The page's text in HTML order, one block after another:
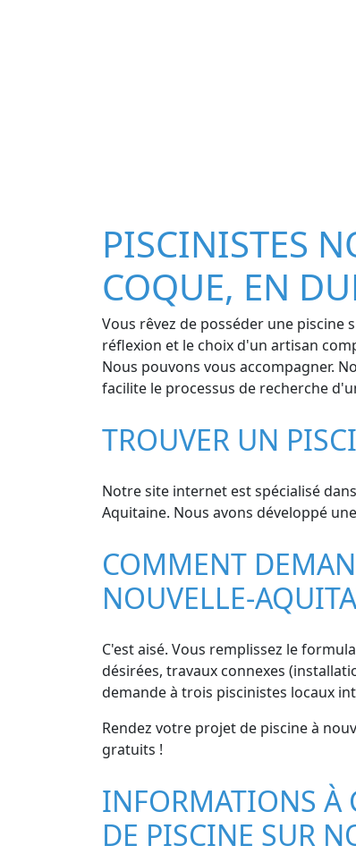
PISCINISTES
COQUE, EN
Vous rêvez de posséder une
réflexion et le choix d'un artisan
Nous pouvons vous accompagner.
facilite le processus de recherche
TROUVER UN
Notre site internet est spécialisé
Aquitaine. Nous avons développé
COMMENT
NOUVELLE-
C'est aisé. Vous remplissez le
désirées, travaux connexes
demande à trois piscinistes locaux
Rendez votre projet de piscine à
gratuits !
INFORMATIONS À
DE PISCINE SUR